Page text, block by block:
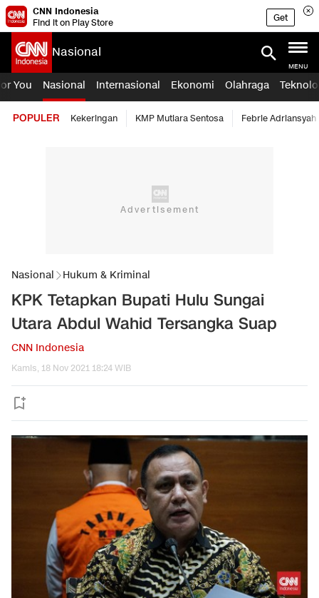
CNN Indonesia
Find it on Play Store
Get
Nasional
MENU
You Nasional Internasional Ekonomi Olahraga
POPULER Kekeringan KMP Mutiara Sentosa Febrie Adriansyah
Nasional Hukum & Kriminal
KPK Tetapkan Bupati Hulu Sungai
Utara Abdul Wahid Tersangka Suap
CNN Indonesia
Kamis, 18 Nov 2021 18:24 WIB